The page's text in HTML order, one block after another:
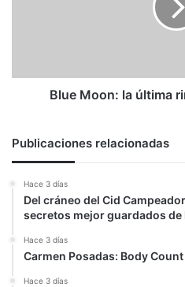
Blue Moon: la última
Publicaciones relacionadas
Hace 3 días
Del cráneo del Cid
secretos mejor guardados de
Hace 3 días
Carmen Posadas: Body Count
Hace 3 días